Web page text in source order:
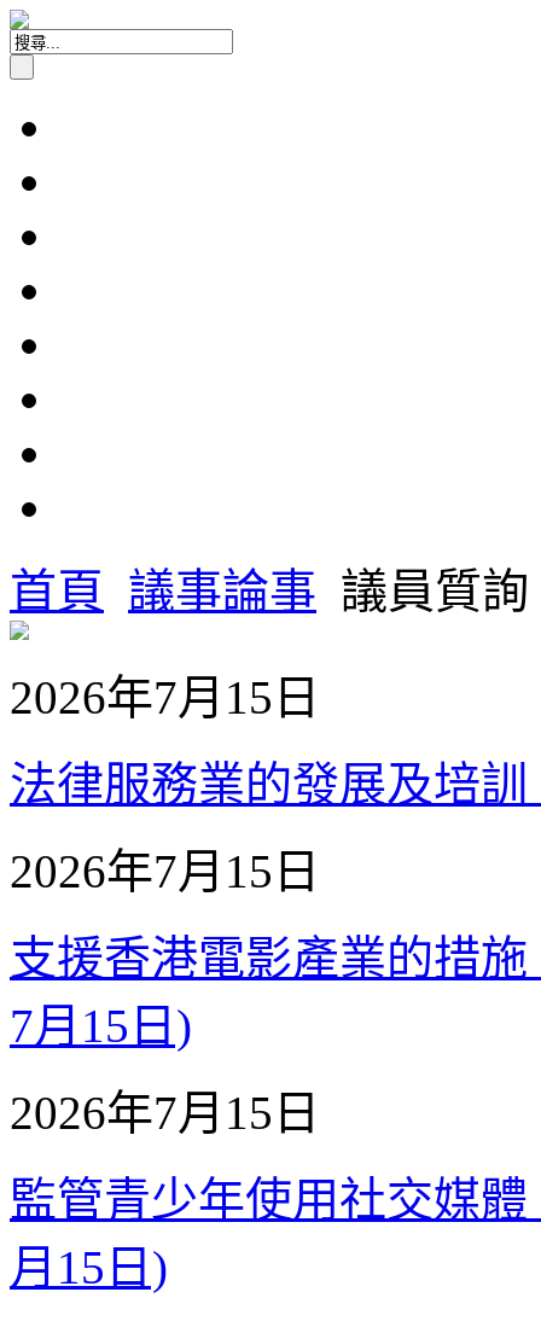
首頁 議事論事 議員質詢
2026年7月15日
法律服務業的發展及培
2026年7月15日
支援香港電影產業的措
7月15日)
2026年7月15日
監管青少年使用社交媒
月15日)